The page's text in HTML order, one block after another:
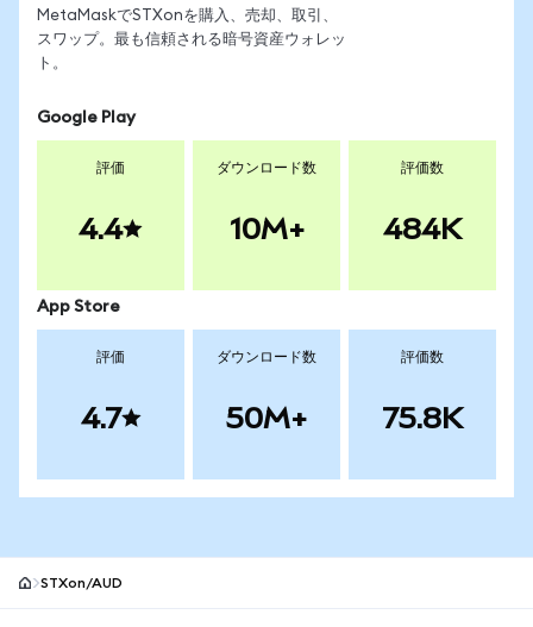
MetaMaskでSTXonを購入、売却、取引、
スワップ。最も信頼される暗号資産ウォレッ
ト。
Google Play
評価
4.4
ダウンロード数
10M+
評価数
484K
App Store
評価
4.7
ダウンロード数
50M+
評価数
75.8K
STXon/AUD